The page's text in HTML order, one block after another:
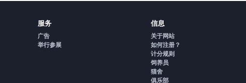
服务
广告
举行参展
信息
关于网站
如何注册？
计分规则
饲养员
猫舍
俱乐部